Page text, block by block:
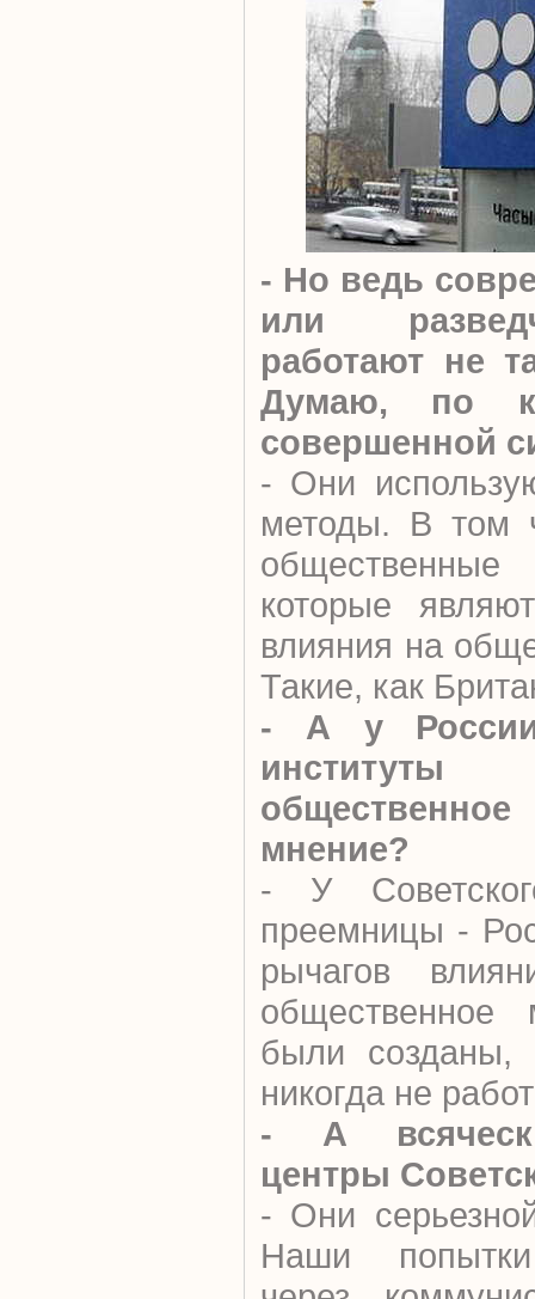
- Но ведь
или
работают не
Думаю, по
совершенной
- Они
методы. В том
которые
влияния на
Такие, как
- А у России
мнение?
- У
преемницы -
рычагов
были
никогда не
- А
центры
- Они
Наши попытки